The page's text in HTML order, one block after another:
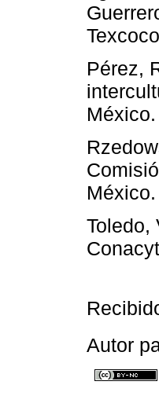
Pérez,
Toledo,
Autor